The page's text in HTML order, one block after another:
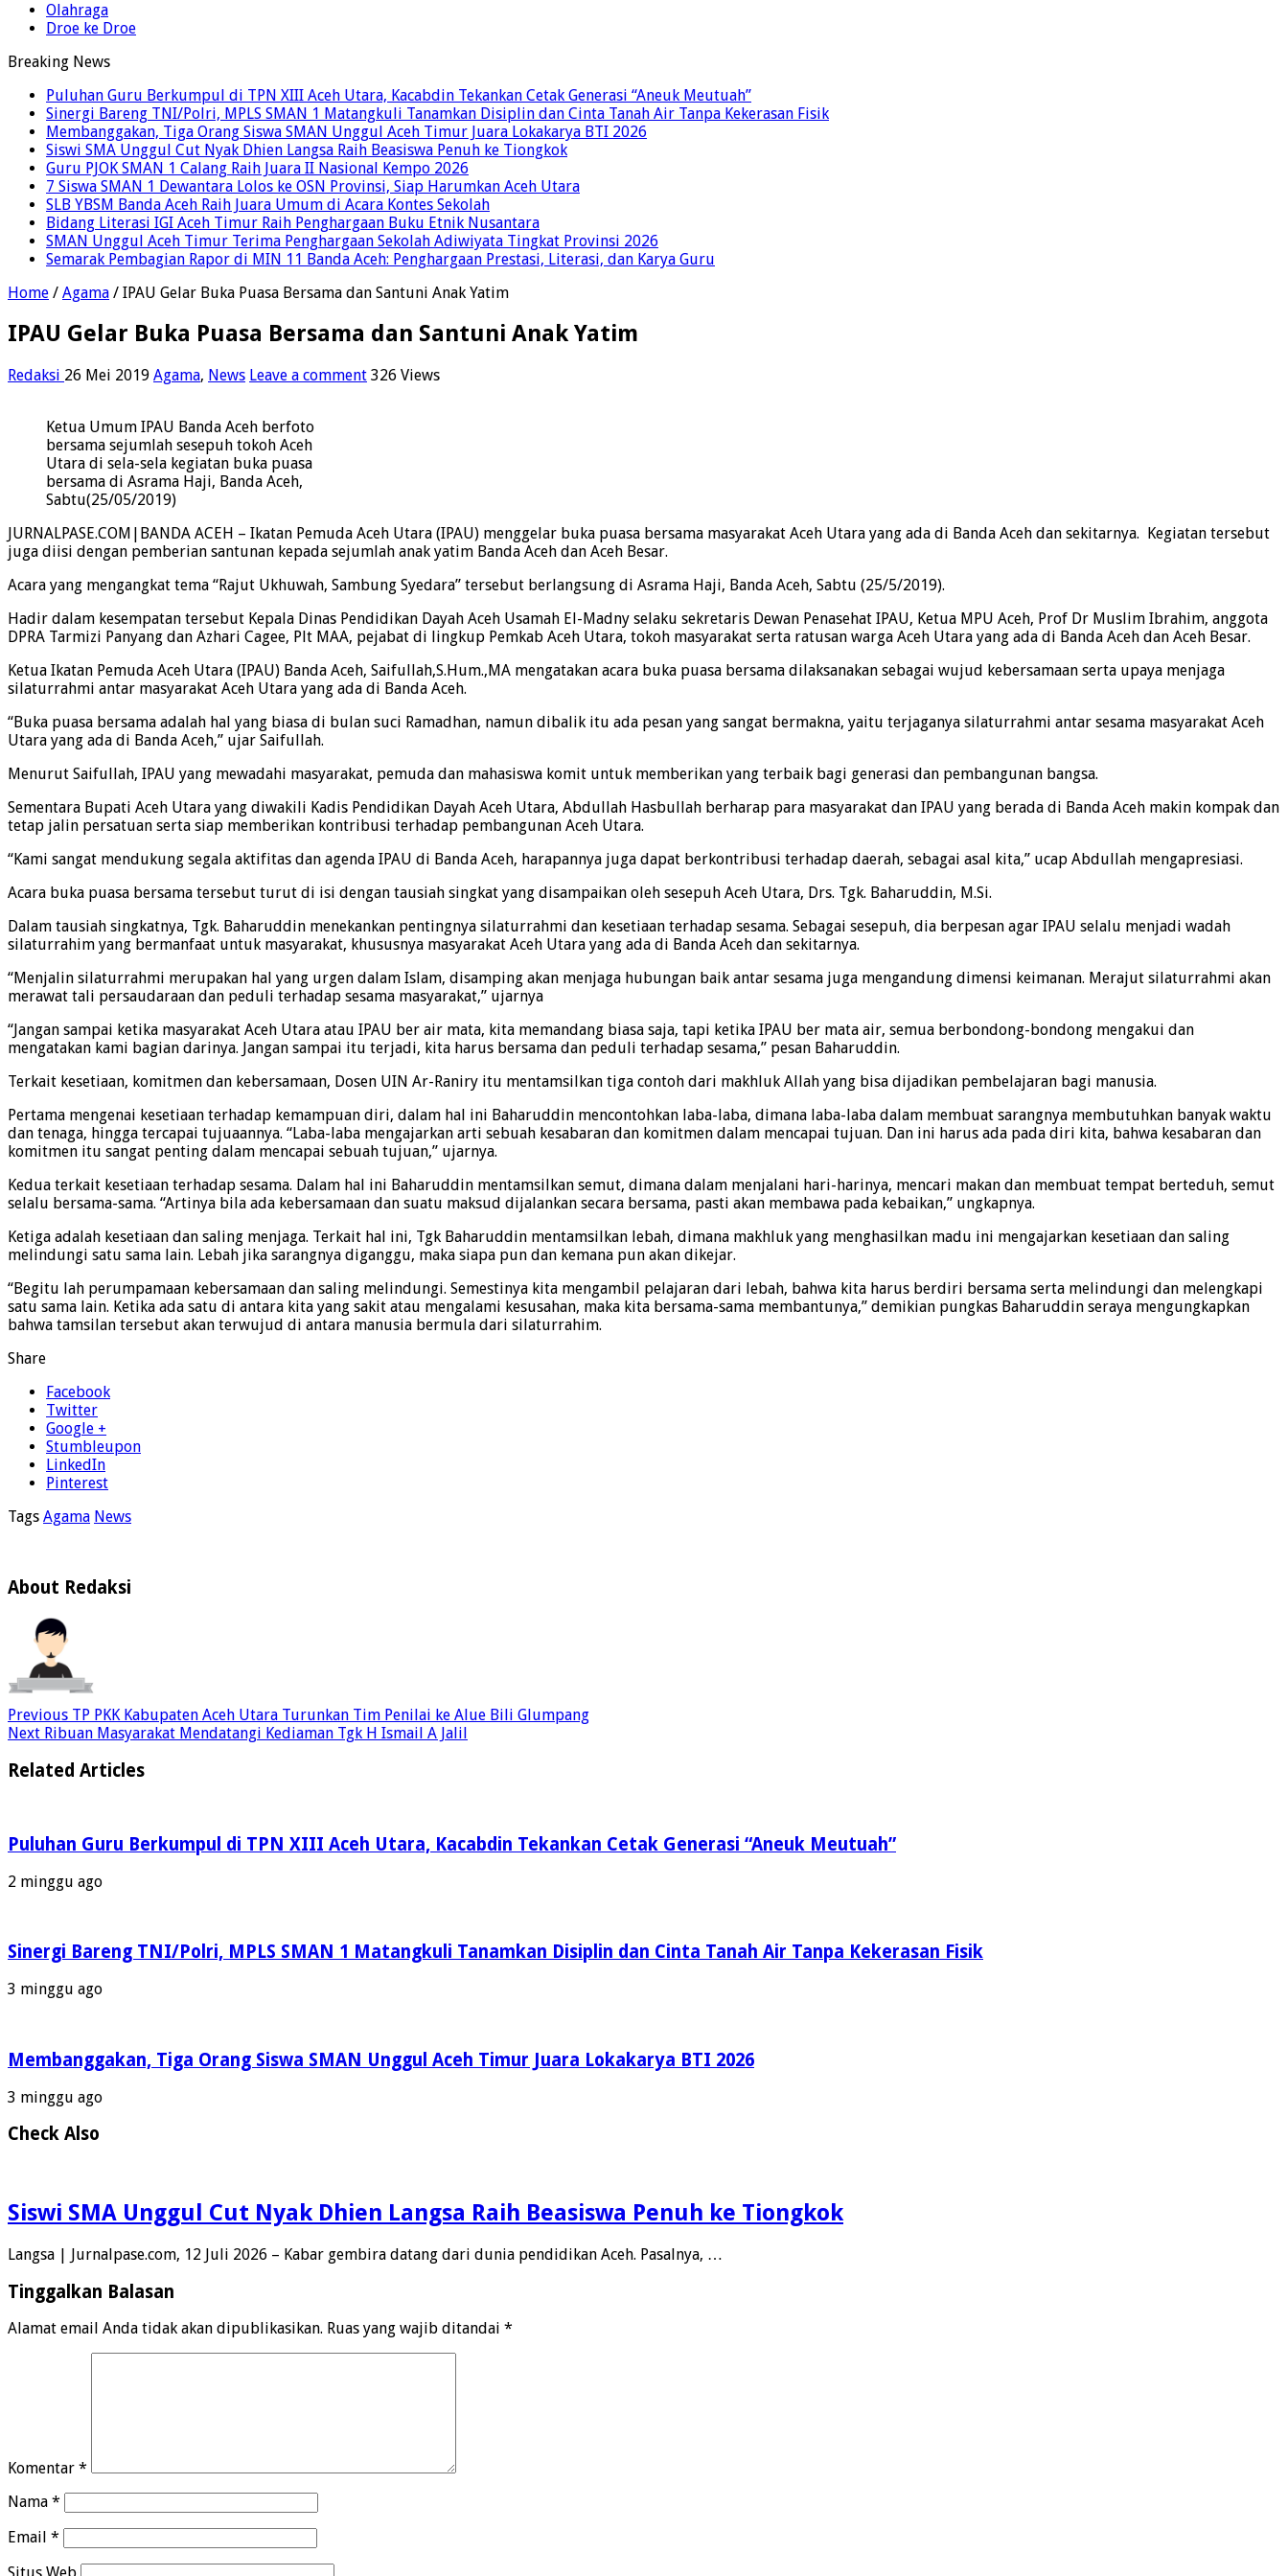
Olahraga
Droe ke Droe
Breaking News
Puluhan Guru Berkumpul di TPN XIII Aceh Utara, Kacabdin Tekankan Cetak Generasi “Aneuk Meutuah”
Sinergi Bareng TNI/Polri, MPLS SMAN 1 Matangkuli Tanamkan Disiplin dan Cinta Tanah Air Tanpa Kekerasan Fisik
Membanggakan, Tiga Orang Siswa SMAN Unggul Aceh Timur Juara Lokakarya BTI 2026
Siswi SMA Unggul Cut Nyak Dhien Langsa Raih Beasiswa Penuh ke Tiongkok
Guru PJOK SMAN 1 Calang Raih Juara II Nasional Kempo 2026
7 Siswa SMAN 1 Dewantara Lolos ke OSN Provinsi, Siap Harumkan Aceh Utara
SLB YBSM Banda Aceh Raih Juara Umum di Acara Kontes Sekolah
Bidang Literasi IGI Aceh Timur Raih Penghargaan Buku Etnik Nusantara
SMAN Unggul Aceh Timur Terima Penghargaan Sekolah Adiwiyata Tingkat Provinsi 2026
Semarak Pembagian Rapor di MIN 11 Banda Aceh: Penghargaan Prestasi, Literasi, dan Karya Guru
Home / Agama / IPAU Gelar Buka Puasa Bersama dan Santuni Anak Yatim
IPAU Gelar Buka Puasa Bersama dan Santuni Anak Yatim
Redaksi 26 Mei 2019 Agama, News Leave a comment 326 Views
Ketua Umum IPAU Banda Aceh berfoto
bersama sejumlah sesepuh tokoh Aceh
Utara di sela-sela kegiatan buka puasa
bersama di Asrama Haji, Banda Aceh,
Sabtu(25/05/2019)
JURNALPASE.COM|BANDA ACEH – Ikatan Pemuda Aceh Utara (IPAU) menggelar buka puasa bersama masyarakat Aceh Utara yang ada di Banda Aceh dan sekitarnya. Kegiatan tersebut
juga diisi dengan pemberian santunan kepada sejumlah anak yatim Banda Aceh dan Aceh Besar.
Acara yang mengangkat tema “Rajut Ukhuwah, Sambung Syedara” tersebut berlangsung di Asrama Haji, Banda Aceh, Sabtu (25/5/2019).
Hadir dalam kesempatan tersebut Kepala Dinas Pendidikan Dayah Aceh Usamah El-Madny selaku sekretaris Dewan Penasehat IPAU, Ketua MPU Aceh, Prof Dr Muslim Ibrahim, anggota
DPRA Tarmizi Panyang dan Azhari Cagee, Plt MAA, pejabat di lingkup Pemkab Aceh Utara, tokoh masyarakat serta ratusan warga Aceh Utara yang ada di Banda Aceh dan Aceh Besar.
Ketua Ikatan Pemuda Aceh Utara (IPAU) Banda Aceh, Saifullah,S.Hum.,MA mengatakan acara buka puasa bersama dilaksanakan sebagai wujud kebersamaan serta upaya menjaga
silaturrahmi antar masyarakat Aceh Utara yang ada di Banda Aceh.
“Buka puasa bersama adalah hal yang biasa di bulan suci Ramadhan, namun dibalik itu ada pesan yang sangat bermakna, yaitu terjaganya silaturrahmi antar sesama masyarakat Aceh
Utara yang ada di Banda Aceh,” ujar Saifullah.
Menurut Saifullah, IPAU yang mewadahi masyarakat, pemuda dan mahasiswa komit untuk memberikan yang terbaik bagi generasi dan pembangunan bangsa.
Sementara Bupati Aceh Utara yang diwakili Kadis Pendidikan Dayah Aceh Utara, Abdullah Hasbullah berharap para masyarakat dan IPAU yang berada di Banda Aceh makin kompak dan
tetap jalin persatuan serta siap memberikan kontribusi terhadap pembangunan Aceh Utara.
“Kami sangat mendukung segala aktifitas dan agenda IPAU di Banda Aceh, harapannya juga dapat berkontribusi terhadap daerah, sebagai asal kita,” ucap Abdullah mengapresiasi.
Acara buka puasa bersama tersebut turut di isi dengan tausiah singkat yang disampaikan oleh sesepuh Aceh Utara, Drs. Tgk. Baharuddin, M.Si.
Dalam tausiah singkatnya, Tgk. Baharuddin menekankan pentingnya silaturrahmi dan kesetiaan terhadap sesama. Sebagai sesepuh, dia berpesan agar IPAU selalu menjadi wadah
silaturrahim yang bermanfaat untuk masyarakat, khususnya masyarakat Aceh Utara yang ada di Banda Aceh dan sekitarnya.
“Menjalin silaturrahmi merupakan hal yang urgen dalam Islam, disamping akan menjaga hubungan baik antar sesama juga mengandung dimensi keimanan. Merajut silaturrahmi akan
merawat tali persaudaraan dan peduli terhadap sesama masyarakat,” ujarnya
“Jangan sampai ketika masyarakat Aceh Utara atau IPAU ber air mata, kita memandang biasa saja, tapi ketika IPAU ber mata air, semua berbondong-bondong mengakui dan
mengatakan kami bagian darinya. Jangan sampai itu terjadi, kita harus bersama dan peduli terhadap sesama,” pesan Baharuddin.
Terkait kesetiaan, komitmen dan kebersamaan, Dosen UIN Ar-Raniry itu mentamsilkan tiga contoh dari makhluk Allah yang bisa dijadikan pembelajaran bagi manusia.
Pertama mengenai kesetiaan terhadap kemampuan diri, dalam hal ini Baharuddin mencontohkan laba-laba, dimana laba-laba dalam membuat sarangnya membutuhkan banyak waktu
dan tenaga, hingga tercapai tujuaannya. “Laba-laba mengajarkan arti sebuah kesabaran dan komitmen dalam mencapai tujuan. Dan ini harus ada pada diri kita, bahwa kesabaran dan
komitmen itu sangat penting dalam mencapai sebuah tujuan,” ujarnya.
Kedua terkait kesetiaan terhadap sesama. Dalam hal ini Baharuddin mentamsilkan semut, dimana dalam menjalani hari-harinya, mencari makan dan membuat tempat berteduh, semut
selalu bersama-sama. “Artinya bila ada kebersamaan dan suatu maksud dijalankan secara bersama, pasti akan membawa pada kebaikan,” ungkapnya.
Ketiga adalah kesetiaan dan saling menjaga. Terkait hal ini, Tgk Baharuddin mentamsilkan lebah, dimana makhluk yang menghasilkan madu ini mengajarkan kesetiaan dan saling
melindungi satu sama lain. Lebah jika sarangnya diganggu, maka siapa pun dan kemana pun akan dikejar.
“Begitu lah perumpamaan kebersamaan dan saling melindungi. Semestinya kita mengambil pelajaran dari lebah, bahwa kita harus berdiri bersama serta melindungi dan melengkapi
satu sama lain. Ketika ada satu di antara kita yang sakit atau mengalami kesusahan, maka kita bersama-sama membantunya,” demikian pungkas Baharuddin seraya mengungkapkan
bahwa tamsilan tersebut akan terwujud di antara manusia bermula dari silaturrahim.
Share
Facebook
Twitter
Google +
Stumbleupon
LinkedIn
Pinterest
Tags Agama News
About Redaksi
Previous TP PKK Kabupaten Aceh Utara Turunkan Tim Penilai ke Alue Bili Glumpang
Next Ribuan Masyarakat Mendatangi Kediaman Tgk H Ismail A Jalil
Related Articles
Puluhan Guru Berkumpul di TPN XIII Aceh Utara, Kacabdin Tekankan Cetak Generasi “Aneuk Meutuah”
2 minggu ago
Sinergi Bareng TNI/Polri, MPLS SMAN 1 Matangkuli Tanamkan Disiplin dan Cinta Tanah Air Tanpa Kekerasan Fisik
3 minggu ago
Membanggakan, Tiga Orang Siswa SMAN Unggul Aceh Timur Juara Lokakarya BTI 2026
3 minggu ago
Check Also
Siswi SMA Unggul Cut Nyak Dhien Langsa Raih Beasiswa Penuh ke Tiongkok
Langsa | Jurnalpase.com, 12 Juli 2026 – Kabar gembira datang dari dunia pendidikan Aceh. Pasalnya, …
Tinggalkan Balasan
Alamat email Anda tidak akan dipublikasikan. Ruas yang wajib ditandai *
Komentar *
Nama *
Email *